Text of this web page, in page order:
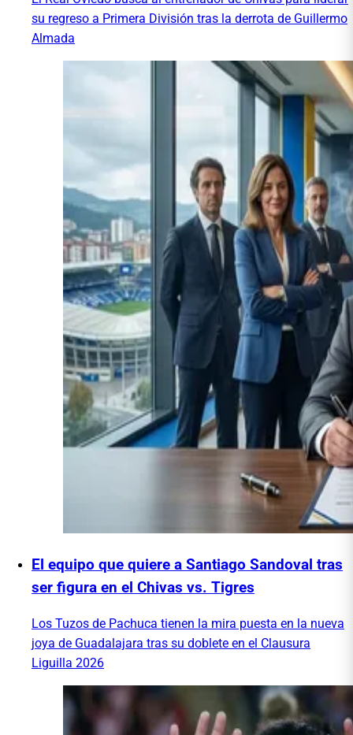
su regreso a Primera División tras la derrota de Guillermo
Almada
El equipo que quiere a Santiago Sandoval tras
ser figura en el Chivas vs. Tigres
Los Tuzos de Pachuca tienen la mira puesta en la nueva
joya de Guadalajara tras su doblete en el Clausura
Liguilla 2026